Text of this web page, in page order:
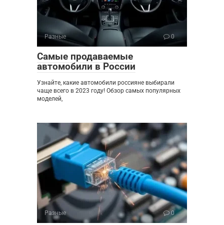
Разные 0
Самые продаваемые
автомобили в России
Узнайте, какие автомобили россияне выбирали
чаще всего в 2023 году! Обзор самых популярных
моделей,
Разные 0